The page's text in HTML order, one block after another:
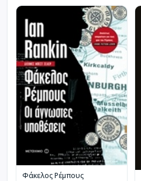
Φάκελος Ρέμπους